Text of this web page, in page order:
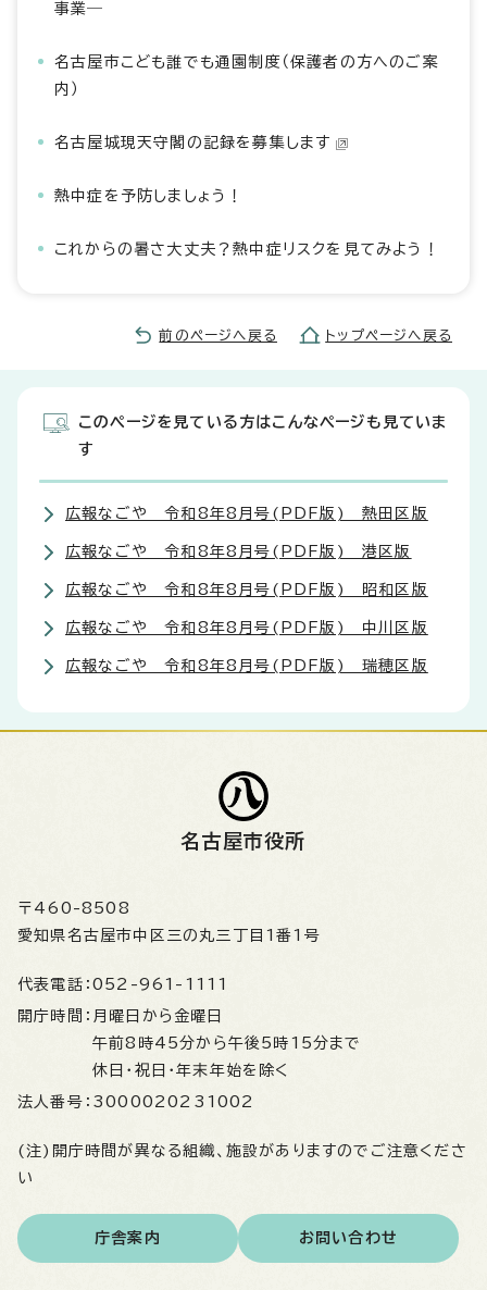
事業―
名古屋市こども誰でも通園制度（保護者の方へのご案
内）
名古屋城現天守閣の記録を募集します
熱中症を予防しましょう！
これからの暑さ大丈夫？熱中症リスクを見てみよう！
前のページへ戻る トップページへ戻る
このページを見ている方はこんなページも見ていま
す
広報なごや 令和8年8月号(PDF版) 熱田区版
広報なごや 令和8年8月号(PDF版) 港区版
広報なごや 令和8年8月号(PDF版) 昭和区版
広報なごや 令和8年8月号(PDF版) 中川区版
広報なごや 令和8年8月号(PDF版) 瑞穂区版
名古屋市役所
〒460-8508
愛知県名古屋市中区三の丸三丁目1番1号
代表電話： 052-961-1111
開庁時間： 月曜日から金曜日
午前8時45分から午後5時15分まで
休日・祝日・年末年始を除く
法人番号： 3000020231002
(注)開庁時間が異なる組織、施設がありますのでご注意くださ
い
庁舎案内 お問い合わせ